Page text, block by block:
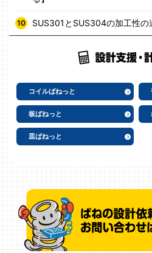
SUS301とSUS304の加工性の
コイルばねっと
板ばねっと
皿ばねっと